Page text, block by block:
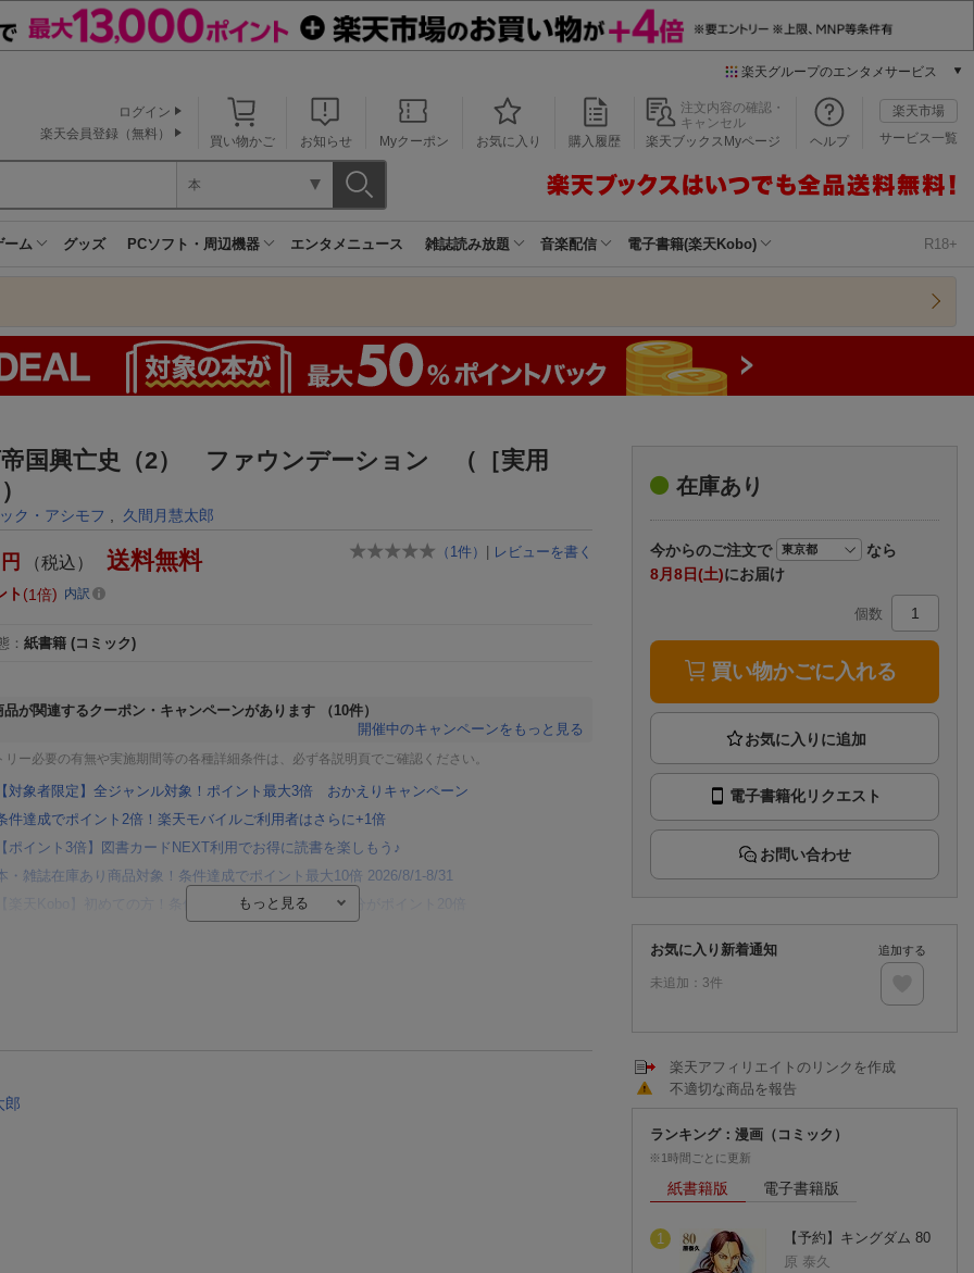
楽天グループのエンタメサービス
本/ゲーム/CD/DVD
楽天ブックス
楽天Kobo
エンタメニュース
推し楽
買い物かご お知らせ Myクーポン お気に入り 購入履歴
注文内容の確認・
キャンセル
楽天ブックスMyページ
ヘルプ
楽天市場
サービス一覧
ログイン
楽天会員登録（無料）
本
ーム グッズ PCソフト・周辺機器 エンタメニュース 雑誌読み放題 音楽配信 電子書籍(楽天Kobo) R18+
国興亡史（2） ファウンデーション （［実用
ク・アシモフ 久間月慧太郎
（ 1件） | レビューを書く
円 （税込） 送料無料
ト 1倍 内訳
： 紙書籍 (コミック)
品が関連するクーポン・キャンペーンがあります
（10件）
開催中のキャンペーンをもっと見る
ー必要の有無や実施期間等の各種詳細条件は、必ず各説明頁でご確認ください。
対象者限定】全ジャンル対象！ポイント最大3倍 おかえりキャンペーン
件達成でポイント2倍！楽天モバイルご利用者はさらに+1倍
ポイント3倍】図書カードNEXT利用でお得に読書を楽しもう♪
・雑誌在庫あり商品対象！条件達成でポイント最大10倍 2026/8/1-8/31
楽天Kobo】初めての方！条件達成で楽天ブックス購入分がポイント20倍
郎
在庫あり
今からのご注文で
なら
8月8日(土)にお届け
個数
買い物かごに入れる
電子書籍化リクエスト
お問い合わせ
お気に入り新着通知
未追加： 3件
追加する
楽天アフィリエイトのリンクを作成
不適切な商品を報告
ランキング：漫画（コミック）
※1時間ごとに更新
紙書籍版 電子書籍版
1
【予約】キングダム 80
原 泰久